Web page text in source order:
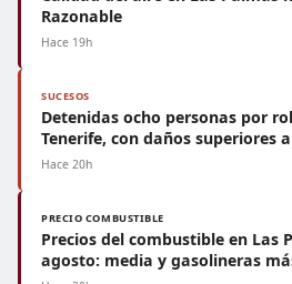
Razonable
Hace 19h
SUCESOS
Detenidas ocho personas por
Tenerife, con daños superiores
Hace 20h
PRECIO COMBUSTIBLE
Precios del combustible en Las
agosto: media y gasolineras